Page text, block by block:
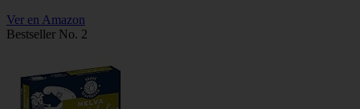
Ver en Amazon
Bestseller No. 2